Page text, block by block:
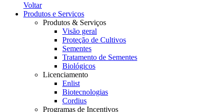
Voltar
Produtos e Serviços
Produtos & Serviços
Visão geral
Proteção de Cultivos
Sementes
Tratamento de Sementes
Biológicos
Licenciamento
Enlist
Biotecnologias
Cordius
Programas de Incentivos